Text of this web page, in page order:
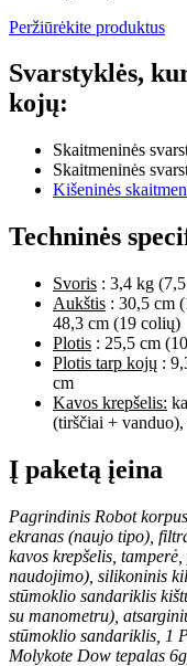
Peržiūrėkite produktus
Svarstyklės,
kojų:
Skaitmeninės
Skaitmeninės
Kišeninės
Techninės
Svoris : 3,4 kg
Aukštis : 30,5 cm
48,3 cm (19 colių)
Plotis : 25,5 cm
Plotis tarp kojų :
cm
Kavos krepšelis:
(tirščiai +
Į paketą įeina
Pagrindinis Robot
ekranas (naujo tipo),
kavos krepšelis,
naudojimo), silikoninis
stūmoklio sandariklis
su manometru),
stūmoklio sandariklis, 1
Molykote Dow tepalas